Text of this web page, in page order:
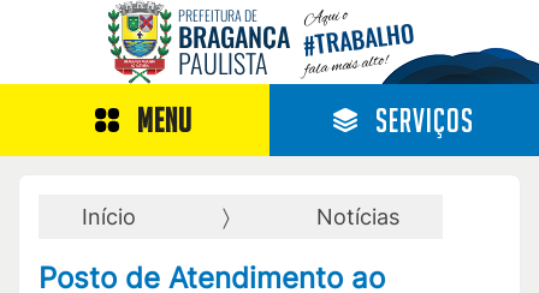
PREFEITURA DE
BRAGANÇA
PAULISTA
Aqui o
#TRABALHO
fala mais alto!
MENU SERVIÇOS
Início Notícias
Posto de Atendimento ao